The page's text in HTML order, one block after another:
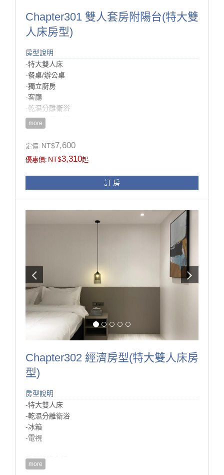
Chapter301 雙人套房附陽台(特大雙
人床房型)
房型說明
-特大雙人床
-餐桌/辦公桌
-獨立廚房
-客廳
-乾濕分離衛浴
-冷凍冷藏冰箱
-沙發
-陽台
另外設置了餐桌椅以及沙發區能夠區分休息、用餐空
深色衣櫃搭配著微透玻璃也讓整體看起來柔和了許多。
more
定價: NT$7,600
優惠價: NT$3,310起
訂 房
Chapter302 經濟房型(特大雙人床房
型)
房型說明
-特大雙人床
-乾濕分離衛浴
-冰箱
-電視
房型設施介紹
這間房型是基本的雙人房型，
more